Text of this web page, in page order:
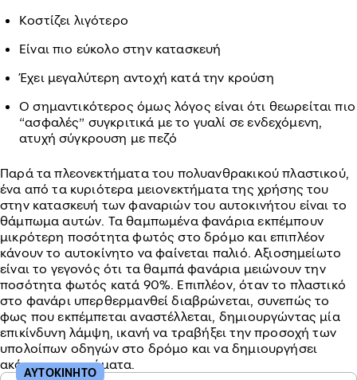
Κοστίζει λιγότερο
Είναι πιο εύκολο στην κατασκευή
Έχει μεγαλύτερη αντοχή κατά την κρούση
Ο σημαντικότερος όμως λόγος είναι ότι θεωρείται πιο
“ασφαλές” συγκριτικά με το γυαλί σε ενδεχόμενη,
ατυχή σύγκρουση με πεζό
Παρά τα πλεονεκτήματα του πολυανθρακικού πλαστικού,
ένα από τα κυριότερα μειονεκτήματα της χρήσης του
στην κατασκευή των φαναριών του αυτοκινήτου είναι το
θάμπωμα αυτών. Τα θαμπωμένα φανάρια εκπέμπουν
μικρότερη ποσότητα φωτός στο δρόμο και επιπλέον
κάνουν το αυτοκίνητο να φαίνεται παλιό. Αξιοσημείωτο
είναι το γεγονός ότι τα θαμπά φανάρια μειώνουν την
ποσότητα φωτός κατά 90%. Επιπλέον, όταν το πλαστικό
στο φανάρι υπερθερμανθεί διαβρώνεται, συνεπώς το
φως που εκπέμπεται αναστέλλεται, δημιουργώντας μία
επικίνδυνη λάμψη, ικανή να τραβήξει την προσοχή των
υπολοίπων οδηγών στο δρόμο και να δημιουργήσει
ακόμα και ατυχήματα.
ΑΥΤΟΚΙΝΗΤΟ